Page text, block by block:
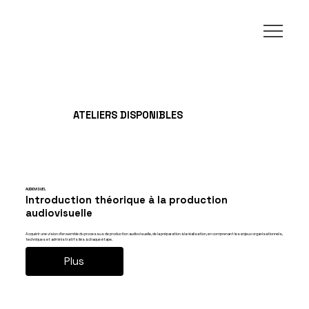
ATELIERS DISPONIBLES
AUDIOVISUEL
Introduction théorique à la production
audiovisuelle
Acquérir une vision d’ensemble du processus de production audiovisuelle, de la préparation à la réalisation, en comprenant les enjeux organisationnels,
techniques et administratifs liés à chaque étape.
Plus